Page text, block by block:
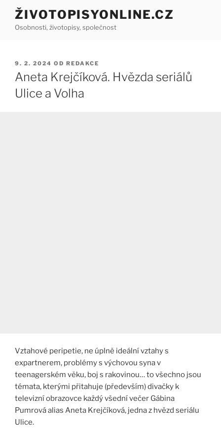
Přejít
obsahu
ŽIVOTOPISYONLINE.CZ
Osobnosti, životopisy, společnost
PUBLIKOVÁNO
9. 2. 2024 OD REDAKCE
Aneta Krejčíková. Hvězda seriálů
Ulice a Volha
Vztahové peripetie, ne úplně ideální vztahy s
expartnerem, problémy s výchovou syna v
teenagerském věku, boj s rakovinou… to všechno jsou
témata, kterými přitahuje (především) divačky k
televizní obrazovce každý všední večer Gábina
Pumrová alias Aneta Krejčíková, jedna z hvězd seriálu
Ulice.